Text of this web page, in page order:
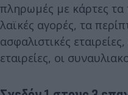
πληρωμές με κάρτες τα
λαϊκές αγορές, τα
ασφαλιστικές
εταιρείες, οι